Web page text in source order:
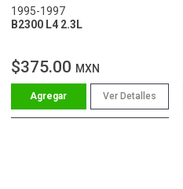
1995-1997
B2300 L4 2.3L
$375.00 MXN
Ver Detalles